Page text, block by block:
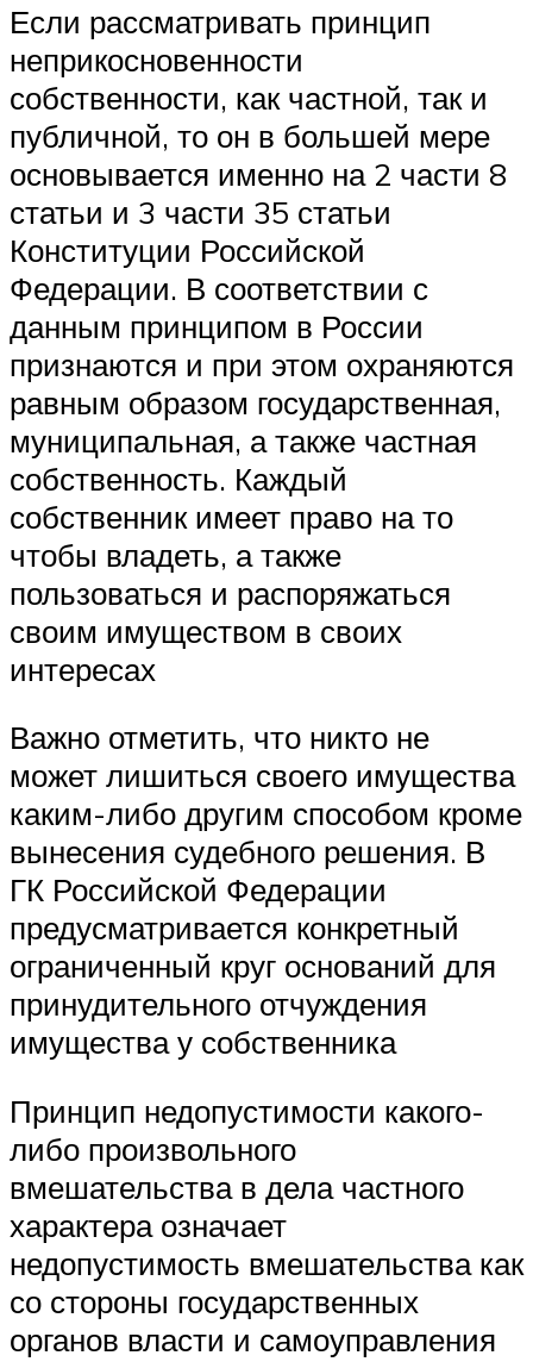
Если рассматривать принцип
неприкосновенности
собственности, как частной, так и
публичной, то он в большей мере
основывается именно на 2 части 8
статьи и 3 части 35 статьи
Конституции Российской
Федерации. В соответствии с
данным принципом в России
признаются и при этом охраняются
равным образом государственная,
муниципальная, а также частная
собственность. Каждый
собственник имеет право на то
чтобы владеть, а также
пользоваться и распоряжаться
своим имуществом в своих
интересах
Важно отметить, что никто не
может лишиться своего имущества
каким-либо другим способом кроме
вынесения судебного решения. В
ГК Российской Федерации
предусматривается конкретный
ограниченный круг оснований для
принудительного отчуждения
имущества у собственника
Принцип недопустимости какого-
либо произвольного
вмешательства в дела частного
характера означает
недопустимость вмешательства как
со стороны государственных
органов власти и самоуправления